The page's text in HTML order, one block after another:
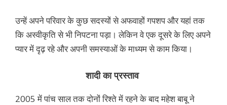
उन्हें अपने परिवार के कुछ सदस्यों से अफवाहों गपशप और यहां तक
कि अस्वीकृति से भी निपटना पड़ा। लेकिन वे एक दूसरे के लिए अपने
प्यार में दृढ़ रहे और अपनी समस्याओं के माध्यम से काम किया।
शादी का प्रस्ताव
2005 में पांच साल तक दोनों रिश्ते में रहने के बाद महेश बाबू ने